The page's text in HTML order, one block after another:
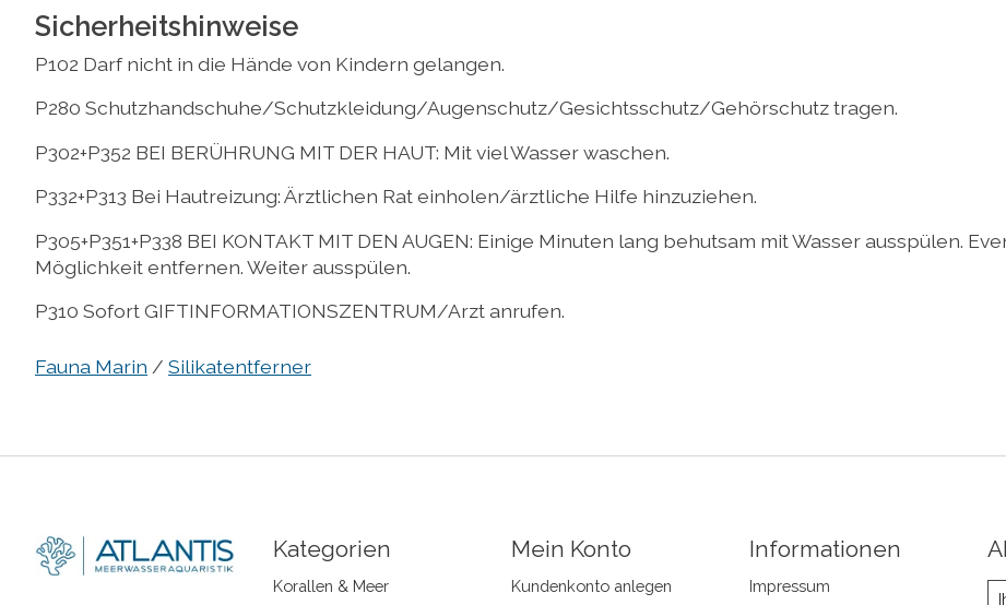
Sicherheitshinweise
P102 Darf nicht in die Hände von Kindern gelangen.
P280 Schutzhandschuhe/Schutzkleidung/Augenschutz/Gesichtsschutz/Gehörschutz tragen.
P302+P352 BEI BERÜHRUNG MIT DER HAUT: Mit viel Wasser waschen.
P332+P313 Bei Hautreizung: Ärztlichen Rat einholen/ärztliche Hilfe hinzuziehen.
P305+P351+P338 BEI KONTAKT MIT DEN AUGEN: Einige Minuten lang behutsam mit Wasser ausspülen.
Möglichkeit entfernen. Weiter ausspülen.
P310 Sofort GIFTINFORMATIONSZENTRUM/Arzt anrufen.
Fauna Marin / Silikatentferner
Kategorien
Korallen & Meer
Mein Konto
Kundenkonto anlegen
Informationen
Impressum